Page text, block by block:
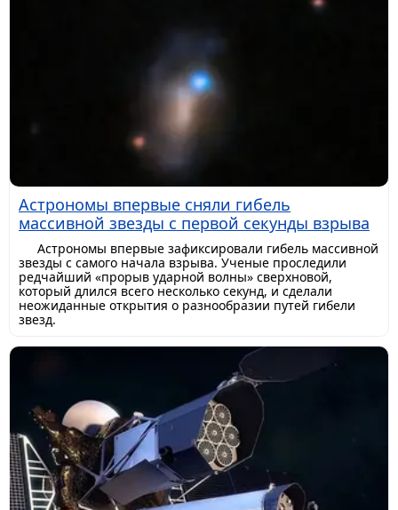
Астрономы впервые сняли гибель
массивной звезды с первой секунды взрыва
Астрономы впервые зафиксировали гибель массивной
звезды с самого начала взрыва. Ученые проследили
редчайший «прорыв ударной волны» сверхновой,
который длился всего несколько секунд, и сделали
неожиданные открытия о разнообразии путей гибели
звезд.